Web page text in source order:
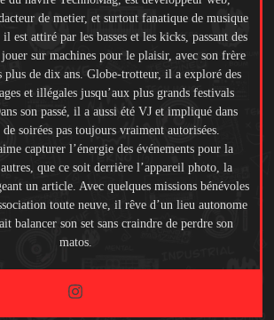
de metier, et surtout fanatique de musique
est attiré par les basses et les kicks, passant des
jouer sur machines pour le plaisir, avec son frère
plus de dix ans. Globe-trotteur, il a exploré des
et illégales jusqu’aux plus grands festivals
son passé, il a aussi été VJ et impliqué dans
soirées pas toujours vraiment autorisées.
capturer l’énergie des événements pour la
que ce soit derrière l’appareil photo, la
un article. Avec quelques missions bénévoles
toute neuve, il rêve d’un lieu autonome
balancer son set sans craindre de perdre son
matos.